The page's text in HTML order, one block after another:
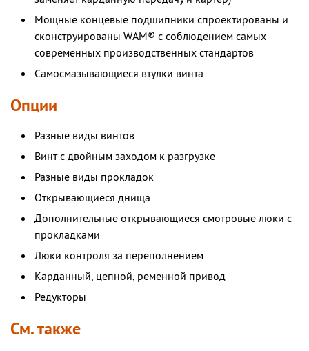
Мощные концевые подшипники спроектированы и
сконструированы WAM® с соблюдением самых
современных производственных стандартов
Самосмазывающиеся втулки винта
Опции
Разные виды винтов
Винт с двойным заходом к разгрузке
Разные виды прокладок
Открывающиеся днища
Дополнительные открывающиеся смотровые люки с
прокладками
Люки контроля за переполнением
Карданный, цепной, ременной привод
Редукторы
См. также